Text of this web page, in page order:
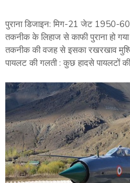
पुराना डिजाइन: मिग-21 जेट 1950-
तकनीक के लिहाज से काफी पुराना हो
तकनीक की वजह से इसका रखरखाव
पायलट की गलती : कुछ हादसे पायलटों